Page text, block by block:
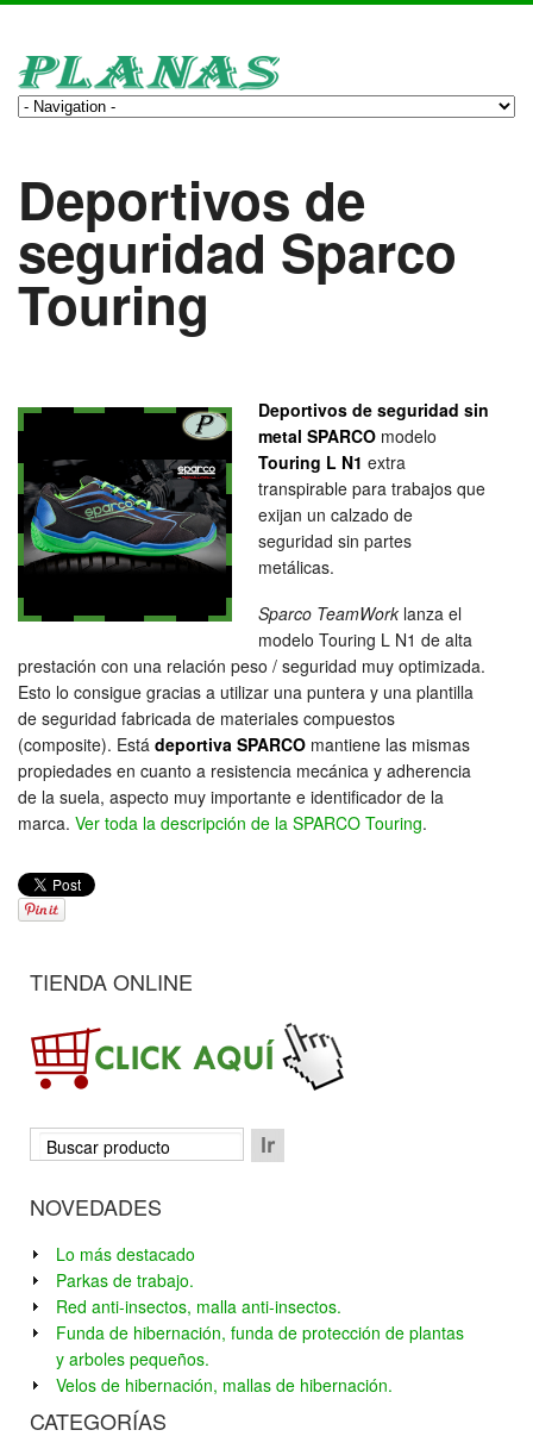
Deportivos de
seguridad Sparco
Touring
Deportivos de seguridad sin
metal SPARCO modelo
Touring L N1 extra
transpirable para trabajos que
exijan un calzado de
seguridad sin partes
metálicas.
Sparco TeamWork lanza el
modelo Touring L N1 de alta
prestación con una relación peso / seguridad muy optimizada.
Esto lo consigue gracias a utilizar una puntera y una plantilla
de seguridad fabricada de materiales compuestos
(composite). Está deportiva SPARCO mantiene las mismas
propiedades en cuanto a resistencia mecánica y adherencia
de la suela, aspecto muy importante e identificador de la
marca. Ver toda la descripción de la SPARCO Touring.
TIENDA ONLINE
NOVEDADES
Lo más destacado
Parkas de trabajo.
Red anti-insectos, malla anti-insectos.
Funda de hibernación, funda de protección de plantas
y arboles pequeños.
Velos de hibernación, mallas de hibernación.
CATEGORÍAS